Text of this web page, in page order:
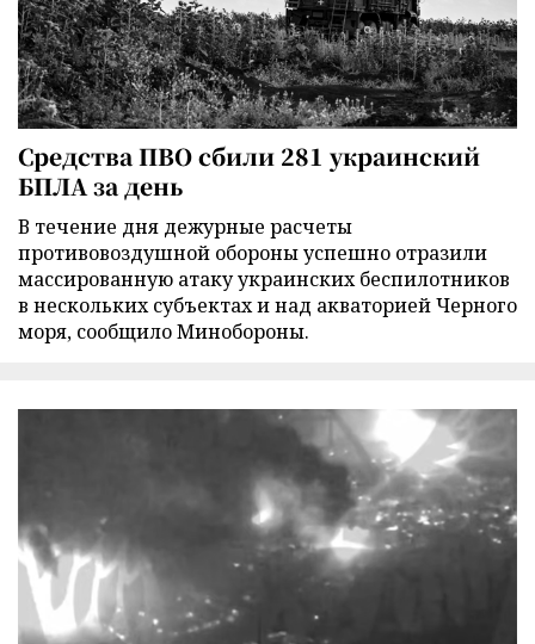
Средства ПВО сбили 281 украинский
БПЛА за день
В течение дня дежурные расчеты
противовоздушной обороны успешно отразили
массированную атаку украинских беспилотников
в нескольких субъектах и над акваторией Черного
моря, сообщило Минобороны.